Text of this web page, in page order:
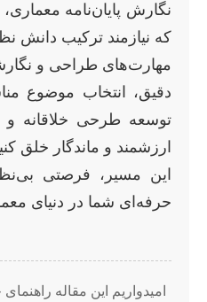
نگارش پایان‌نامه
که نیازمند ترکیب دانش
مهارت‌های طراحی و
دقیق، انتخاب موضوع
توسعه طرحی خلاقانه و
ارزشمند و ماندگار خلق
این مسیر، فرصتی
حرفه‌ای شما در دنیای
امیدواریم این مقاله